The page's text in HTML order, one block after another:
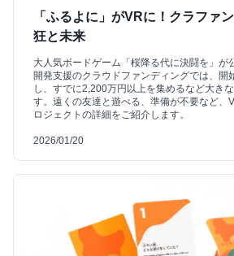
「ふるよに」がVRに！クラファ
狂と未来
大人気ボードゲーム「桜降る代に決闘を」が
開発支援のクラウドファンディングでは、開
し、すでに2,200万円以上を集めるなど大き
す。遠くの友達と遊べる、準備が不要など、
ロジェクトの詳細をご紹介します。
2026/01/20